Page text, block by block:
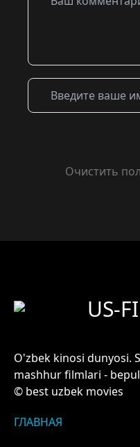
Очистить
US-
O'zbek kinosi dunyosi.
mashhur filmlari -
© best uzbek movies
ГЛАВНАЯ